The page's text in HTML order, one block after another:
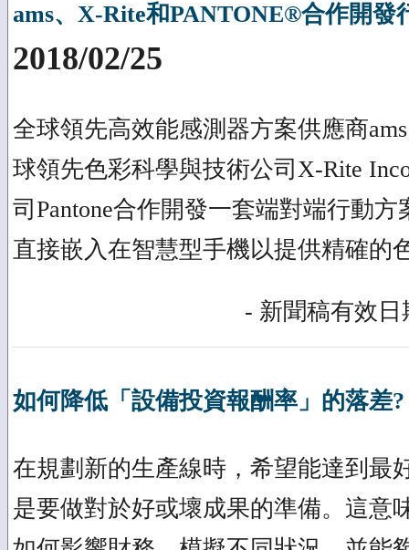
ams、X-Rite和PANTONE®合作開發
2018/02/25
全球領先高效能感測器方案供應商
球領先色彩科學與技術公司X-Rite
司Pantone合作開發一套端對端行動
直接嵌入在智慧型手機以提供精確的
- 新聞稿有效日
如何降低「設備投資報酬率」的落差?
在規劃新的生產線時，希望能達到最
是要做對於好或壞成果的準備。這意